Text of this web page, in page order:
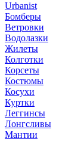
Urbanist
Бомберы
Ветровки
Водолазки
Жилеты
Колготки
Корсеты
Костюмы
Косухи
Куртки
Леггинсы
Лонгсливы
Мантии